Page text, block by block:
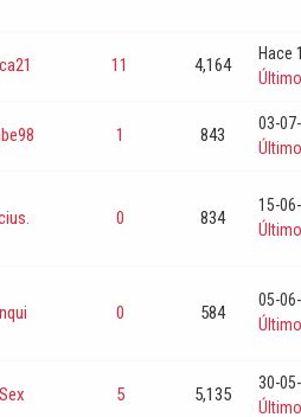
11 4,164
Hace
1 843
03-
0 834
15-
0 584
05-
5 5,135
30-